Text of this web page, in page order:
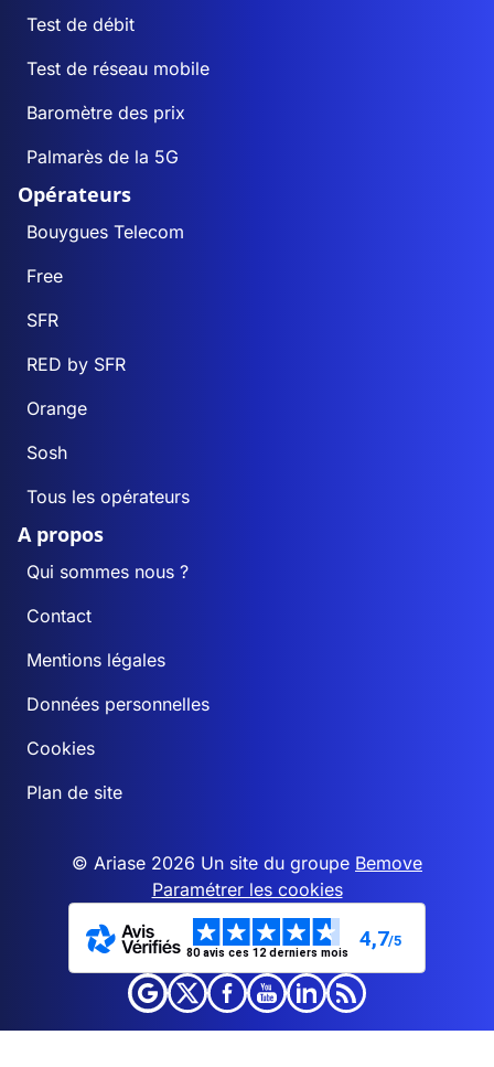
Test de débit
Test de réseau mobile
Baromètre des prix
Palmarès de la 5G
Opérateurs
Bouygues Telecom
Free
SFR
RED by SFR
Orange
Sosh
Tous les opérateurs
A propos
Qui sommes nous ?
Contact
Mentions légales
Données personnelles
Cookies
Plan de site
© Ariase 2026 Un site du groupe Bemove
Paramétrer les cookies
80 avis ces 12 derniers mois
4,7/5